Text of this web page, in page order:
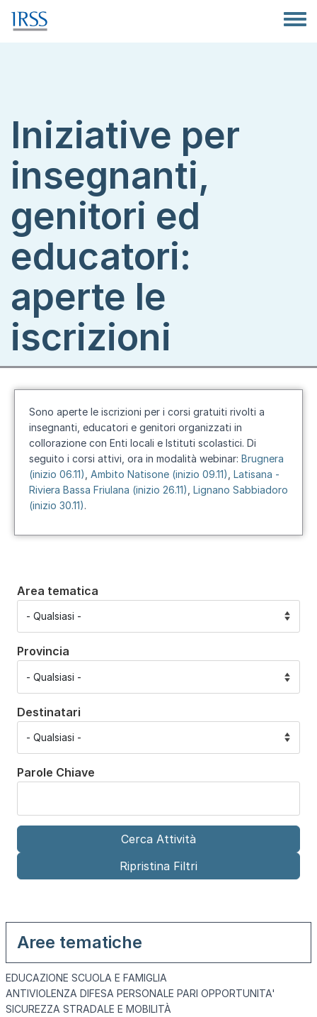
Iniziative per
insegnanti,
genitori ed
educatori:
aperte le
iscrizioni
Sono aperte le iscrizioni per i corsi gratuiti rivolti a
insegnanti, educatori e genitori organizzati in
collorazione con Enti locali e Istituti scolastici. Di
seguito i corsi attivi, ora in modalità webinar: Brugnera
(inizio 06.11) Ambito Natisone (inizio 09.11) Latisana -
Riviera Bassa Friulana (inizio 26.11) Lignano Sabbiadoro
(inizio 30.11).
Area tematica
Provincia
Destinatari
Parole Chiave
Aree tematiche
EDUCAZIONE SCUOLA E FAMIGLIA
ANTIVIOLENZA DIFESA PERSONALE PARI OPPORTUNITA'
SICUREZZA STRADALE E MOBILITÀ